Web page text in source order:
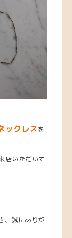
ックレスを
店いただいて
、誠にありが